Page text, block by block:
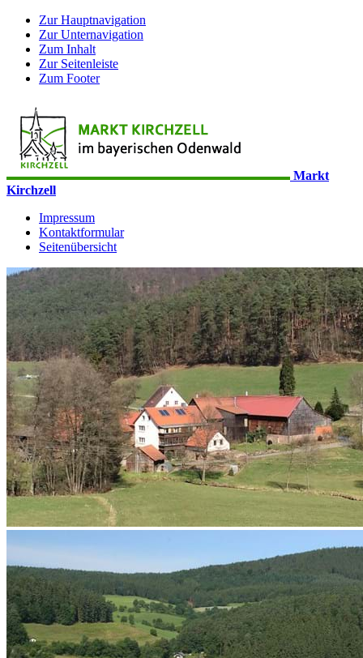
Zur Hauptnavigation
Zur Unternavigation
Zum Inhalt
Zur Seitenleiste
Zum Footer
Markt
Kirchzell
Impressum
Kontaktformular
Seitenübersicht